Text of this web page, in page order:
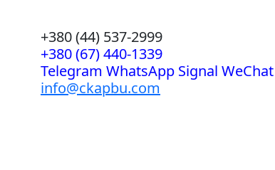
+380 (44) 537-2999
+380 (67) 440-1339
Telegram WhatsApp Signal WeChat
info@ckapbu.com